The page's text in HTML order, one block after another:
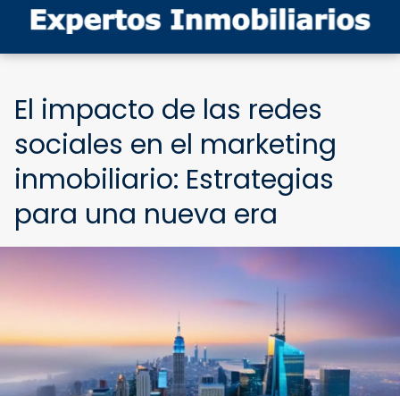
El impacto de las redes
sociales en el marketing
inmobiliario: Estrategias
para una nueva era